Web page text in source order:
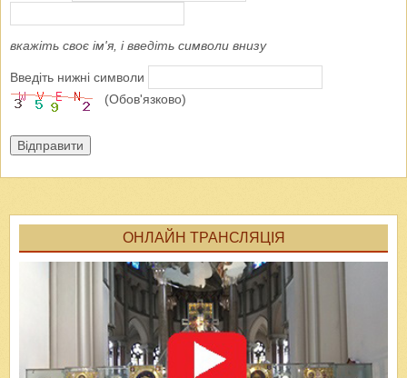
вкажіть своє ім'я, і введіть символи внизу
Введіть нижні символи
(Обов'язково)
Відправити
ОНЛАЙН ТРАНСЛЯЦІЯ